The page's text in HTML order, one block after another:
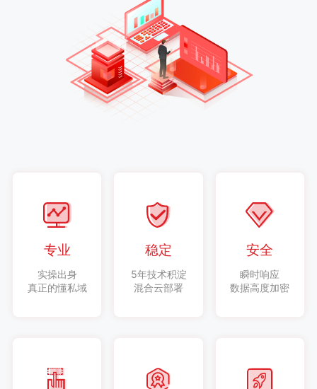
专业
实操出身
真正的懂私域
稳定
5年技术积淀
混合云部署
安全
瞬时响应
数据高度加密